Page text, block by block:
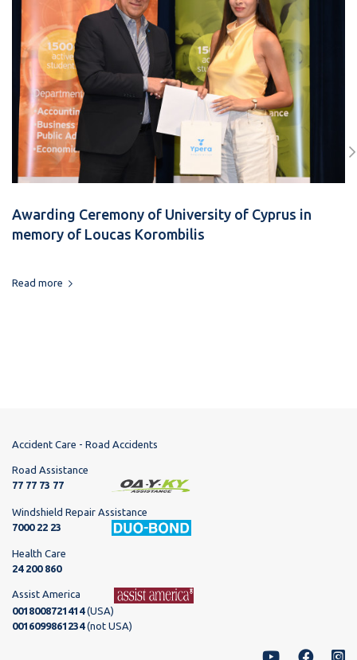
Awarding Ceremony of University of Cyprus in
memory of Loucas Korombilis
Read more
Accident Care - Road Accidents
Road Assistance
77 77 73 77
Windshield Repair Assistance
7000 22 23
Health Care
24 200 860
Assist America
0018008721414(USA)
0016099861234 (not USA)